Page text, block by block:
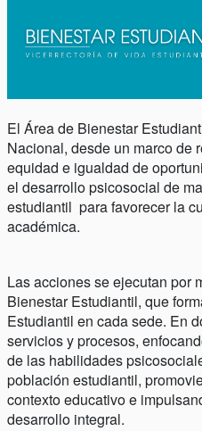
El Área de Bienestar
Nacional, desde un marco de
equidad e igualdad de
el desarrollo psicosocial de
estudiantil para favorecer la
académica.
Las acciones se ejecutan por
Bienestar Estudiantil, que
Estudiantil en cada sede. En
servicios y procesos,
de las habilidades
población estudiantil,
contexto educativo e
desarrollo integral.